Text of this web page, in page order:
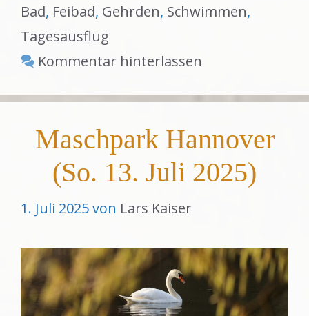
Bad, Feibad, Gehrden, Schwimmen,
Tagesausflug
Kommentar hinterlassen
Maschpark Hannover
(So. 13. Juli 2025)
1. Juli 2025von Lars Kaiser